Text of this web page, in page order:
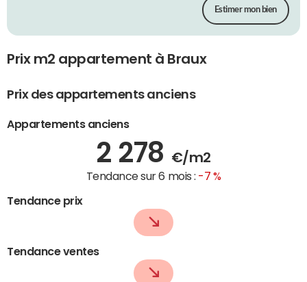
Estimer mon bien
Prix m2 appartement à Braux
Prix des appartements anciens
Appartements anciens
2 278 €/m2
Tendance sur 6 mois : -7 %
Tendance prix
Tendance ventes